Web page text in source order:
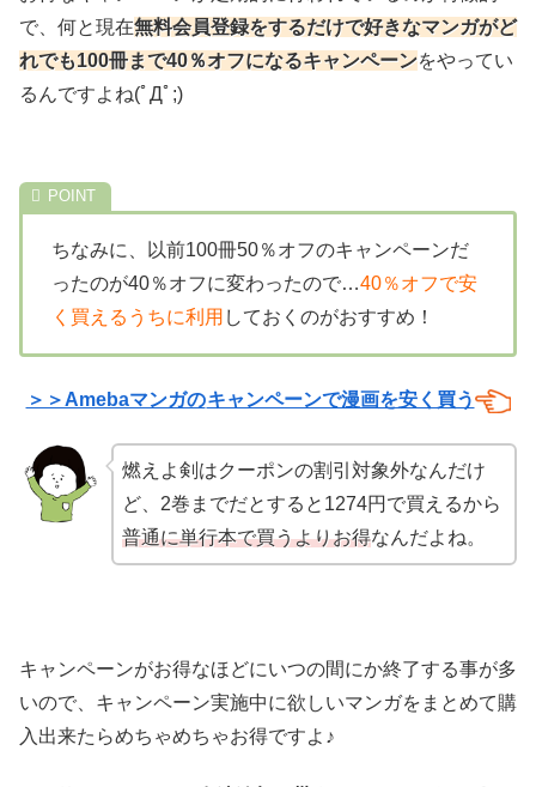
で、何と現在無料会員登録をするだけで好きなマンガがど
れでも100冊まで40％オフになるキャンペーンをやってい
るんですよね(ﾟДﾟ;)
ちなみに、以前100冊50％オフのキャンペーンだ
ったのが40％オフに変わったので…40％オフで安
く買えるうちに利用 しておくのがおすすめ！
＞＞Amebaマンガのキャンペーンで漫画を安く買う
燃えよ剣はクーポンの割引対象外なんだけ
ど、2巻までだとすると1274円で買えるから
普通に単行本で買うよりお得なんだよね。
キャンペーンがお得なほどにいつの間にか終了する事が多
いので、キャンペーン実施中に欲しいマンガをまとめて購
入出来たらめちゃめちゃお得ですよ♪